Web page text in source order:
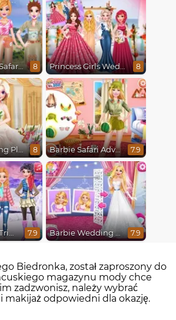
Princess Girls Safari Trip 8 Princess Girls Wedding Trip 8
Eliza's Wedding Planner 8 Barbie Safari Adventure 7.9
Princess Girls Trip To Aspen 7.9 Barbie Wedding Fun 7.9
Biedronka, został zaproszony do
magazynu mody chce
zadzwonisz, należy wybrać
makijaż odpowiedni dla okazję.